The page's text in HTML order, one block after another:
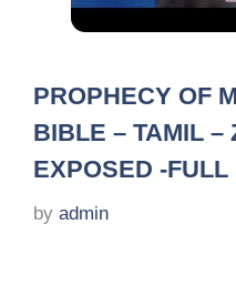
PROPHECY OF
BIBLE – TAMIL –
EXPOSED -FULL
by admin